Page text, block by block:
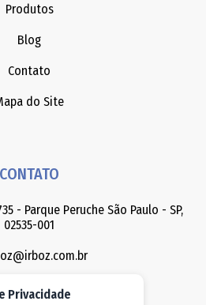
Produtos
Blog
Contato
do Site
CONTATO
- Parque Peruche São Paulo - SP,
02535-001
3858-8030
Privacidade